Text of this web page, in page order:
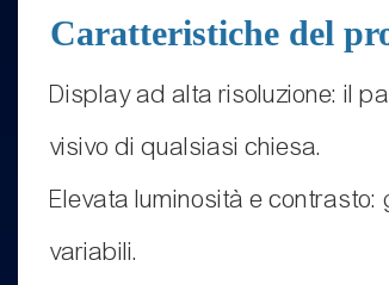
Caratteristiche del
Display ad alta risoluzione: il
visivo di qualsiasi chiesa.
Elevata luminosità e
variabili.